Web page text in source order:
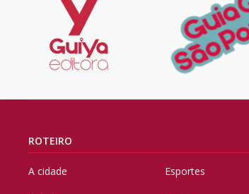
ROTEIRO
A cidade Esportes